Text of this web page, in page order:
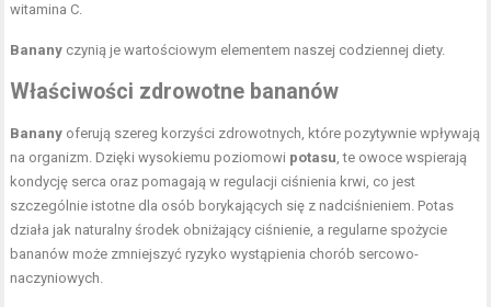
witamina C.
Banany czynią je wartościowym elementem naszej codziennej diety.
Właściwości zdrowotne bananów
Banany oferują szereg korzyści zdrowotnych, które pozytywnie wpływają
na organizm. Dzięki wysokiemu poziomowi potasu, te owoce wspierają
kondycję serca oraz pomagają w regulacji ciśnienia krwi, co jest
szczególnie istotne dla osób borykających się z nadciśnieniem. Potas
działa jak naturalny środek obniżający ciśnienie, a regularne spożycie
bananów może zmniejszyć ryzyko wystąpienia chorób sercowo-
naczyniowych.